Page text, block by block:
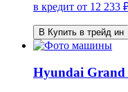
в кредит от 12 233
В Купить в трейд ин
Hyundai Grand